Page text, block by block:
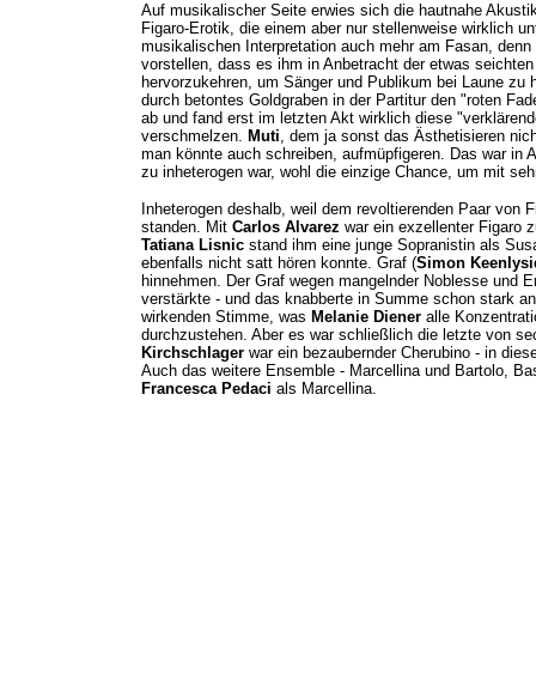
Auf musikalischer Seite erwies sich die hautnahe
Figaro-Erotik, die einem aber nur stellenweise wirklich
musikalischen Interpretation auch mehr am Fasan,
vorstellen, dass es ihm in Anbetracht der etwas
hervorzukehren, um Sänger und Publikum bei Laune
durch betontes Goldgraben in der Partitur den "roten
ab und fand erst im letzten Akt wirklich diese
verschmelzen. Muti, dem ja sonst das Ästhetisieren
man könnte auch schreiben, aufmüpfigeren. Das war in
zu inheterogen war, wohl die einzige Chance, um mit
Inheterogen deshalb, weil dem revoltierenden Paar von
standen. Mit Carlos Alvarez war ein exzellenter Figaro
Tatiana Lisnic stand ihm eine junge Sopranistin als
ebenfalls nicht satt hören konnte. Graf (Simon
hinnehmen. Der Graf wegen mangelnder Noblesse
verstärkte - und das knabberte in Summe schon stark
wirkenden Stimme, was Melanie Diener alle
durchzustehen. Aber es war schließlich die letzte von
Kirchschlager war ein bezaubernder Cherubino - in
Auch das weitere Ensemble - Marcellina und Bartolo,
Francesca Pedaci als Marcellina.